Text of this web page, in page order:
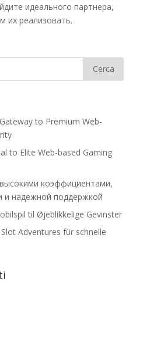
идеального партнера,
их реализовать.
to Premium Web-
to Elite Web-based Gaming
коэффициентами,
надежной поддержкой
til Øjeblikkelige Gevinster
Adventures für schnelle